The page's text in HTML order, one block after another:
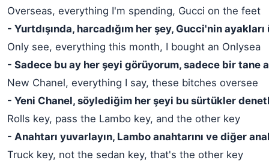
Overseas, everything I'm spending, Gucci on the feet
- Yurtdışında, harcadığım her şey, Gucci'nin
Only see, everything this month, I bought an Onlysea
- Sadece bu ay her şeyi görüyorum, sadece bir tane
New Chanel, everything I say, these bitches oversee
- Yeni Chanel, söylediğim her şeyi bu sürtükler
Rolls key, pass the Lambo key, and the other key
- Anahtarı yuvarlayın, Lambo anahtarını ve diğer
Truck key, not the sedan key, that's the other key